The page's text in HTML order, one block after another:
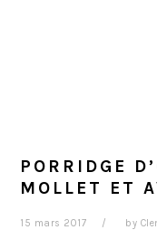
PORRIDGE
MOLLET ET
15 mars 2017 by